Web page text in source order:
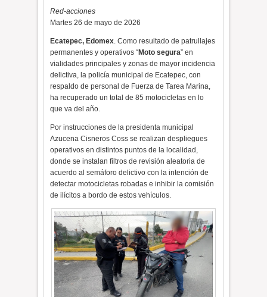
Red-acciones
Martes 26 de mayo de 2026
Ecatepec, Edomex. Como resultado de patrullajes
permanentes y operativos “Moto segura” en
vialidades principales y zonas de mayor incidencia
delictiva, la policía municipal de Ecatepec, con
respaldo de personal de Fuerza de Tarea Marina,
ha recuperado un total de 85 motocicletas en lo
que va del año.
Por instrucciones de la presidenta municipal
Azucena Cisneros Coss se realizan despliegues
operativos en distintos puntos de la localidad,
donde se instalan filtros de revisión aleatoria de
acuerdo al semáforo delictivo con la intención de
detectar motocicletas robadas e inhibir la comisión
de ilícitos a bordo de estos vehículos.